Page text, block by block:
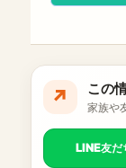
↗ この
家族や
LINE友だ